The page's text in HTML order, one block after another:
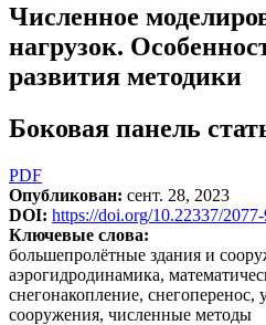
Численное
нагрузок.
развития методики
Боковая панель
PDF
Опубликован: сент. 28, 2023
DOI: https://doi.org/10.22337/
Ключевые слова:
большепролётные здания и
аэрогидродинамика,
снегонакопление, снегоперенос,
сооружения, численные методы